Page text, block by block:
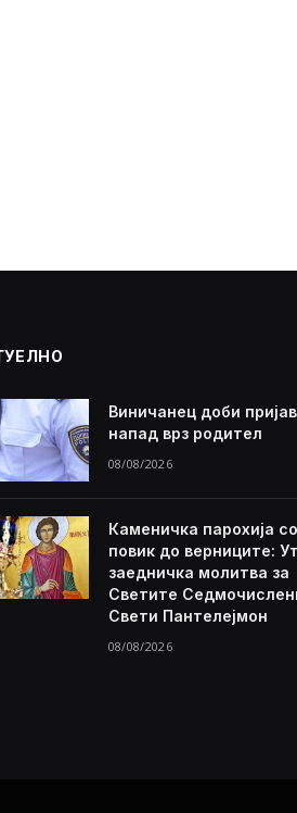
Виничанец доби
напад врз родител
08/08/2026
Каменичка парохија со
повик до верниците:
заедничка молитва за
Светите
Свети Пантелејмон
08/08/2026